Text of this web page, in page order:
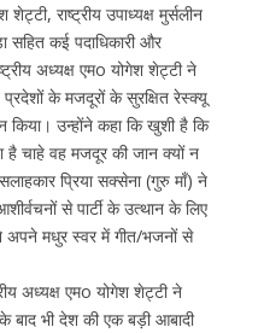
राष्ट्रीय उपाध्यक्ष मुर्सलीन
सहित कई पदाधिकारी और
अध्यक्ष एमo योगेश शेट्टी ने
के मजदूरों के सुरक्षित रेस्क्यू
किया। उन्होंने कहा कि खुशी है कि
है चाहे वह मजदूर की जान क्यों न
प्रिया सक्सेना (गुरु माँ) ने
से पार्टी के उत्थान के लिए
अपने मधुर स्वर में गीत/भजनों से
अध्यक्ष एमo योगेश शेट्टी ने
भी देश की एक बड़ी आबादी